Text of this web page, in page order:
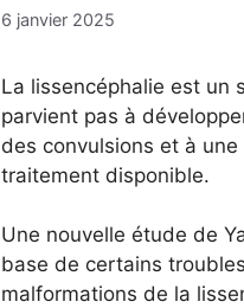
6 janvier 2025
La lissencéphalie est un
parvient pas à
des convulsions et à
traitement disponible.
Une nouvelle étude de
base de certains
malformations de la